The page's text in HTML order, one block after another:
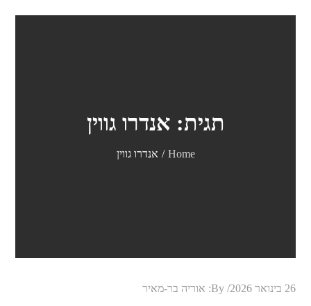
תגית: אנדרו גווין
Home אנדרו גווין
Posted
26 בינואר 2026 By: אוריה בר-מאיר